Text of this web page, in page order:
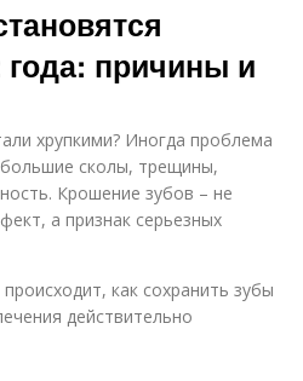
причины и
хрупкими? Иногда проблема
сколы, трещины,
Крошение зубов – не
а признак серьезных
как сохранить зубы
действительно